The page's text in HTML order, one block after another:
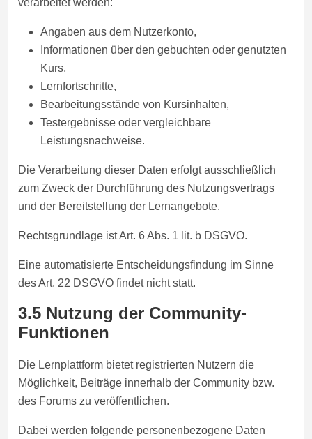
verarbeitet werden:
Angaben aus dem Nutzerkonto,
Informationen über den gebuchten oder genutzten
Kurs,
Lernfortschritte,
Bearbeitungsstände von Kursinhalten,
Testergebnisse oder vergleichbare
Leistungsnachweise.
Die Verarbeitung dieser Daten erfolgt ausschließlich
zum Zweck der Durchführung des Nutzungsvertrags
und der Bereitstellung der Lernangebote.
Rechtsgrundlage ist Art. 6 Abs. 1 lit. b DSGVO.
Eine automatisierte Entscheidungsfindung im Sinne
des Art. 22 DSGVO findet nicht statt.
3.5 Nutzung der Community-
Funktionen
Die Lernplattform bietet registrierten Nutzern die
Möglichkeit, Beiträge innerhalb der Community bzw.
des Forums zu veröffentlichen.
Dabei werden folgende personenbezogene Daten